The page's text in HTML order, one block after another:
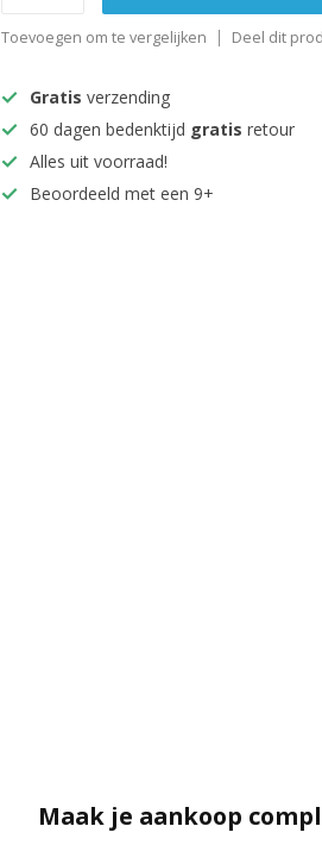
Toevoegen om te vergelijken Deel dit
Gratis verzending
60 dagen bedenktijd gratis retour
Alles uit voorraad!
Beoordeeld met een 9+
Maak je aankoop